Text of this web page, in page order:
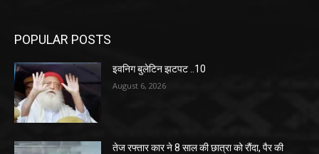
POPULAR POSTS
इवनिग बुलेटिन झटपट ..10
August 6, 2026
तेज रफ्तार कार ने 8 साल की छात्रा को रौंदा, पैर की